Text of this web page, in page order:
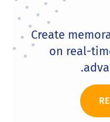
Create
on real-